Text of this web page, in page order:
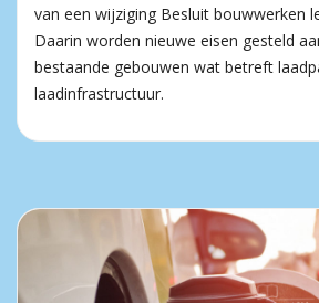
van een wijziging Besluit bouwwerken
Daarin worden nieuwe eisen gesteld
bestaande gebouwen wat betreft
laadinfrastructuur.